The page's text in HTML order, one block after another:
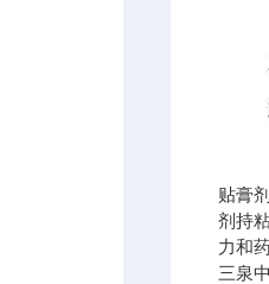
贴膏
剂持
力和
三泉